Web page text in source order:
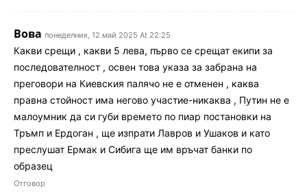
Вова понеделник, 12 май 2025 At 22:25
Какви срещи , какви 5 лева, първо се срещат екипи за
последователност , освен това указа за забрана на
преговори на Киевския палячо не е отменен , каква
правна стойност има негово участие-никаква , Путин не е
малоумник да си губи времето по пиар постановки на
Тръмп и Ердоган , ще изпрати Лавров и Ушаков и като
преслушат Ермак и Сибига ще им връчат банки по
образец
Отговор